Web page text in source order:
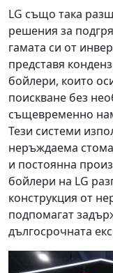
LG също така
решения за
гамата си от
представя
бойлери, които
поискване без
същевременно
Тези системи
неръждаема
и постоянна
бойлери на LG
конструкция от
подпомагат
дългосрочната